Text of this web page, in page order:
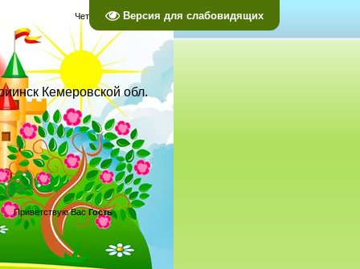
Версия для слабовидящих
Четверг, 06.08.2026, 05:14
Кемеровской обл.
Приветствую Вас Гость